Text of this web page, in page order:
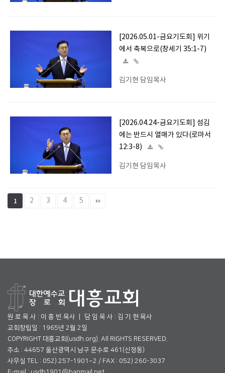
[2026.05.01-금요기도회] 위기
에서 축복으로(창세기 35:1-7)
김기현 담임목사
[2026.04.24-금요기도회] 섬김
에는 반드시 열매가 있다(로마서
12:3-8)
김기현 담임목사
1 2 3 4 5
원 로 목 사 : 이 흥 빈 목사 ㅣ 담 임 목 사 : 김 기 현 목사
교회창립일 : 1965년 2월 2일
COPYRIGHT 대흥교회(usdh.org). All RIGHTS RESERVED.
주소 : 44657 울산광역시 남구 문수로 461(신정동)
사무실 TEL : 052) 257-1901~2 / FAX : 052) 260-3037